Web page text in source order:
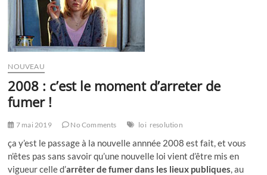
divorcés
NOUVEAU
2008 : c’est le moment d’arreter de
fumer !
7 mai 2019 No Comments loi resolution
ça y’est le passage à la nouvelle annnée 2008 est fait, et vous
n’êtes pas sans savoir qu’une nouvelle loi vient d’être mis en
vigueur celle d’arrêter de fumer dans les lieux publiques, au